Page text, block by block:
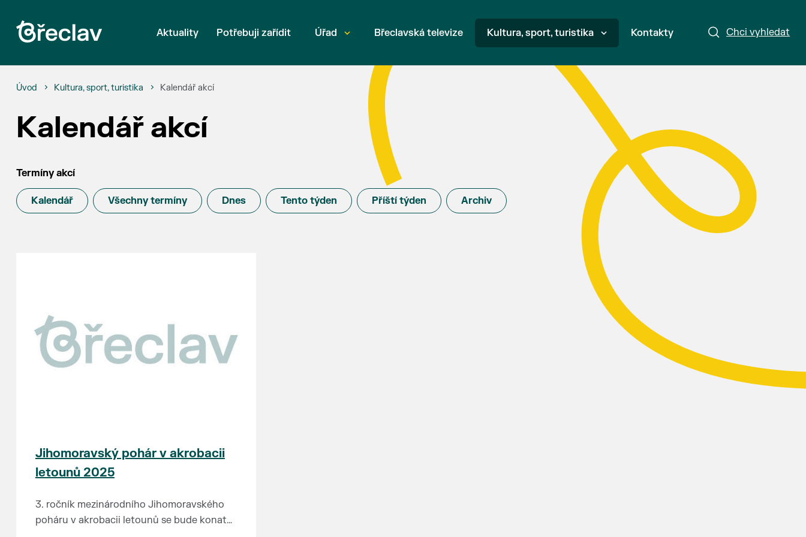
Chci vyhledat
Aktuality Potřebuji zařídit Úřad Břeclavská televize Kultura, sport, turistika Kontakty
Úvod Kultura, sport, turistika Kalendář akcí
Kalendář akcí
Termíny akcí
Kalendář Všechny termíny Dnes Tento týden Příští týden Archiv
Jihomoravský pohár v akrobacii
letounů 2025
3. ročník mezinárodního Jihomoravského
poháru v akrobacii letounů se bude konat